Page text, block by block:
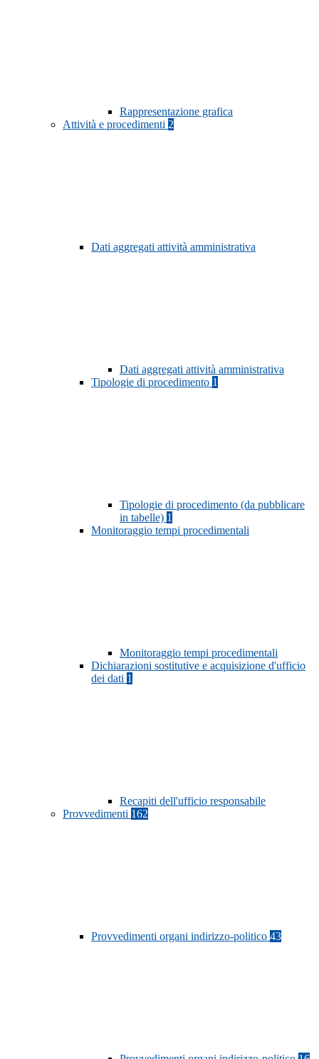
Rappresentazione grafica
Attività e procedimenti 2
Dati aggregati attività amministrativa
Dati aggregati attività amministrativa
Tipologie di procedimento 1
Tipologie di procedimento (da pubblicare
in tabelle) 1
Monitoraggio tempi procedimentali
Monitoraggio tempi procedimentali
Dichiarazioni sostitutive e acquisizione d'ufficio
dei dati 1
Recapiti dell'ufficio responsabile
Provvedimenti 162
Provvedimenti organi indirizzo-politico 43